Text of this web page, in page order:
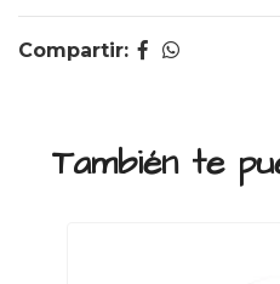
Compartir:
También te